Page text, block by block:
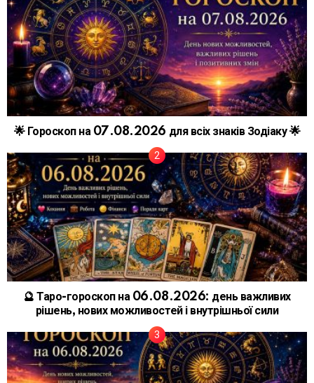
🌟 Гороскоп на 07.08.2026 для всіх знаків Зодіаку 🌟
🔮 Таро-гороскоп на 06.08.2026: день важливих
рішень, нових можливостей і внутрішньої сили